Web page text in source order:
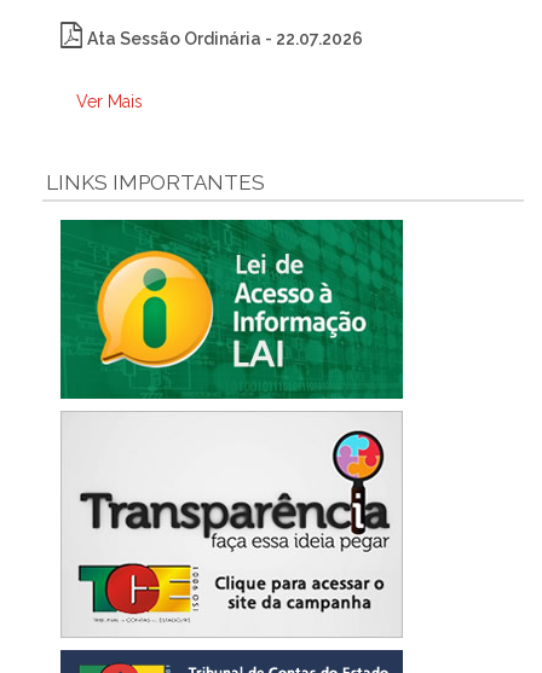
Ata Sessão Ordinária - 22.07.2026
Ver Mais
LINKS IMPORTANTES